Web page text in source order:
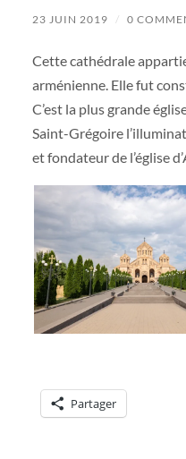
23 JUIN 2019 / 0
Cette cathédrale
arménienne. Elle fut
C’est la plus grande
Saint-Grégoire
et fondateur de l’église
Partager